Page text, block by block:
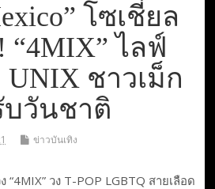
โซเชี่ยล
ไลฟ์
ชาวเม็ก
วันชาติ
ข่าวบันเทิง
วง T-POP LGBTQ สายเลือด